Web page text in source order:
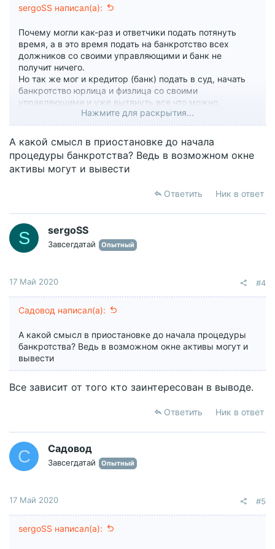
sergoSS написал(а):
Почему могли как-раз и ответчики подать потянуть
время, а в это время подать на банкротство всех
должников со своими управляющими и банк не
получит ничего.
Но так же мог и кредитор (банк) подать в суд, начать
банкротство юрлица и физлица со своими
управляющими и уже вытянуть все что можно.
Возможно есть какое то имущество для производства
взаимозачетов, либо наоборот нужно освободить его из
под арестов.
Нажмите для раскрытия...
А какой смысл в приостановке до начала
процедуры банкротства? Ведь в возможном окне
активы могут и вывести
Ответить Ник в ответ
S sergoSS
Завсегдатай Опытный
17 Май 2020 #4
Садовод написал(а):
А какой смысл в приостановке до начала процедуры
банкротства? Ведь в возможном окне активы могут и
вывести
Все зависит от того кто заинтересован в выводе.
Ответить Ник в ответ
С Садовод
Завсегдатай Опытный
17 Май 2020 #5
sergoSS написал(а):